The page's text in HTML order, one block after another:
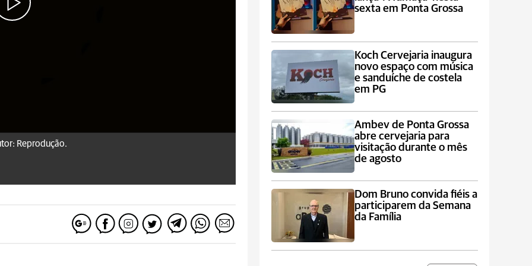
Reprodução.
sexta em Ponta Grossa
Koch Cervejaria inaugura
novo espaço com música
e sanduíche de costela
em PG
Ambev de Ponta Grossa
abre cervejaria para
visitação durante o mês
de agosto
Dom Bruno convida fiéis a
participarem da Semana
da Família